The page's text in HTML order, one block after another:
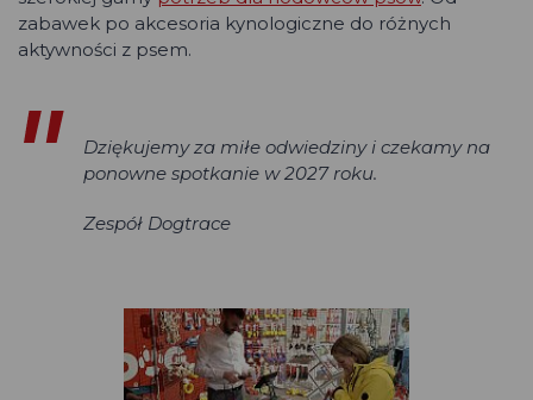
zabawek po akcesoria kynologiczne do różnych
aktywności z psem.
Dziękujemy za miłe odwiedziny i czekamy na
ponowne spotkanie w 2027 roku.
Zespół Dogtrace